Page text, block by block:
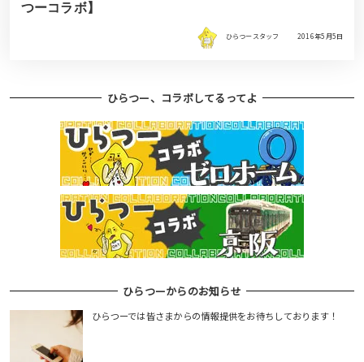
つーコラボ】
ひらつースタッフ 2016年5月5日
ひらつー、コラボしてるってよ
ひらつーからのお知らせ
ひらつーでは皆さまからの情報提供をお待ちしております！